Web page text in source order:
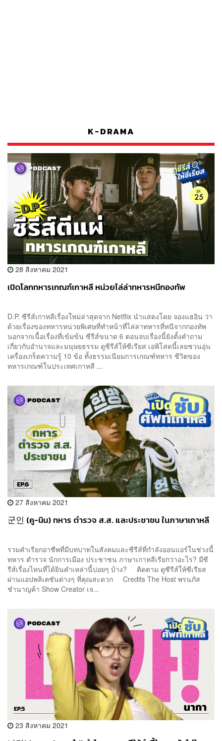
K-DRAMA
28 สิงหาคม 2021
เปิดโลกทหารเกณฑ์เกาหลี หน่วยไล่ล่าทหารหนีกองทัพ
D.P. ซีรีส์เกาหลีเรื่องใหม่ล่าสุดจาก Netflix นำแสดงโดย จองแฮอิน ว่า
ด้วยเรื่องของทหารหน่วยพิเศษที่ทำหน้าที่ไล่ล่าทหารที่หนีจากกองทัพ
นอกจากเนื้อเรื่องที่เข้มข้น ซีรีส์ขนาด 6 ตอนจบเรื่องนี้ยังตั้งคำถาม
เกี่ยวกับอำนาจและมนุษยธรรม ดูซีรีส์ให้ซีเรียส เอพิโสดนี้เลยชวนอุ่น
เครื่องเกร็ดความรู้ 10 ข้อ ทั้งธรรมเนียมการเกณฑ์ทหาร ชีวิตของ
ทหารเกณฑ์ในประเทศเกาหลี ...
27 สิงหาคม 2021
군인 (คู-นิน) ทหาร ตำรวจ ส.ส. และประชาชน ในภาษาเกาหลี
รวมคำเรียกอาชีพที่มีบทบาทในสังคมและซีรีส์ที่กำลังออนแอร์ในช่วงนี้
ทหาร ตำรวจ นักการเมือง ประชาชน ภาษาเกาหลีเรียกว่าอะไร? มีซี
รีส์เรื่องไหนที่ได้ยินคำเหล่านี้บ่อยๆ บ้าง? ติดตาม ดูซีรีส์ให้ซีเรียส
ผ่านแอปพลิเคชันต่างๆ ที่คุณสะดวก Credits The Host พรนภัส
ชำนาญค้า Show Creator เจ...
23 สิงหาคม 2021